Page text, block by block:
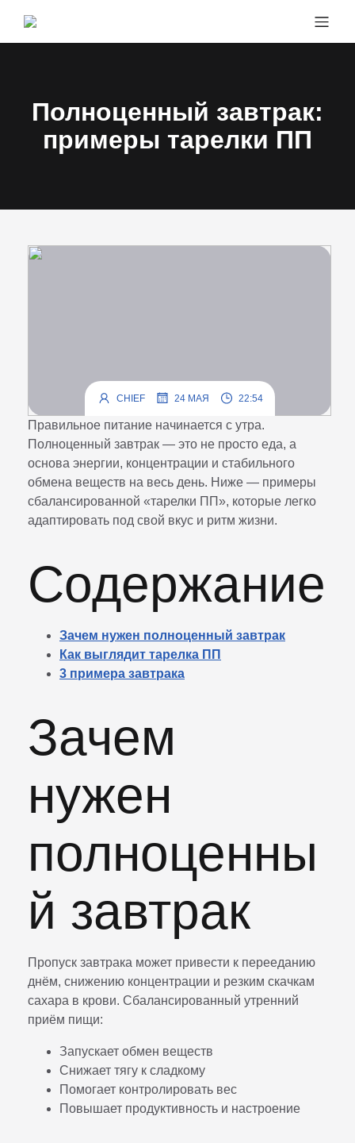
Полноценный завтрак:
примеры тарелки ПП
CHIEF 24 МАЯ 22:54
Правильное питание начинается с утра.
Полноценный завтрак — это не просто еда, а
основа энергии, концентрации и стабильного
обмена веществ на весь день. Ниже — примеры
сбалансированной «тарелки ПП», которые легко
адаптировать под свой вкус и ритм жизни.
Содержание
Зачем нужен полноценный завтрак
Как выглядит тарелка ПП
3 примера завтрака
Зачем
нужен
полноценны
й завтрак
Пропуск завтрака может привести к перееданию
днём, снижению концентрации и резким скачкам
сахара в крови. Сбалансированный утренний
приём пищи:
Запускает обмен веществ
Снижает тягу к сладкому
Помогает контролировать вес
Повышает продуктивность и настроение